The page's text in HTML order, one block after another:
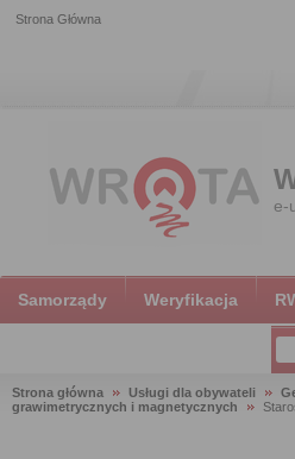
Strona Główna
e-
Samorządy Weryfikacja
Strona główna Usługi dla obywateli
grawimetrycznych i magnetycznych